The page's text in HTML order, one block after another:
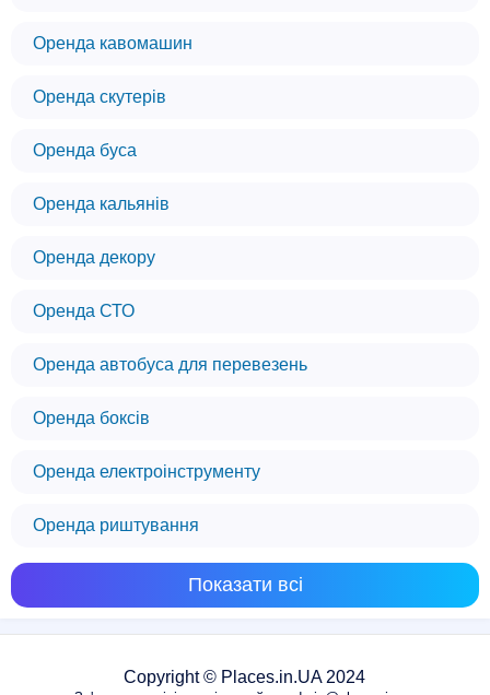
Оренда кавомашин
Оренда скутерів
Оренда буса
Оренда кальянів
Оренда декору
Оренда СТО
Оренда автобуса для перевезень
Оренда боксів
Оренда електроінструменту
Оренда риштування
Показати всі
Copyright © Places.in.UA 2024